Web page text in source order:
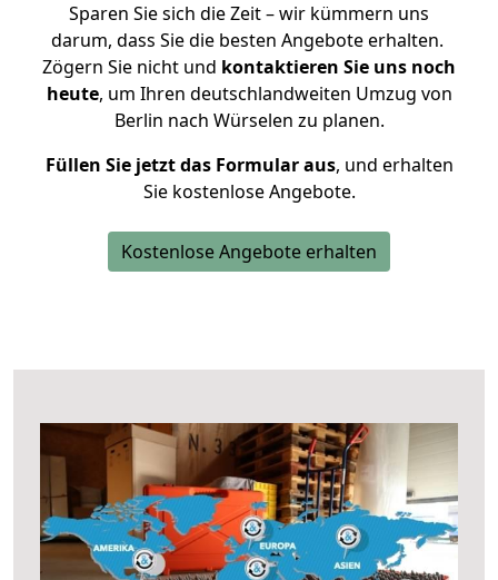
Sparen Sie sich die Zeit – wir kümmern uns
darum, dass Sie die besten Angebote erhalten.
Zögern Sie nicht und kontaktieren Sie uns noch
heute, um Ihren deutschlandweiten Umzug von
Berlin nach Würselen zu planen.
Füllen Sie jetzt das Formular aus, und erhalten
Sie kostenlose Angebote.
Kostenlose Angebote erhalten